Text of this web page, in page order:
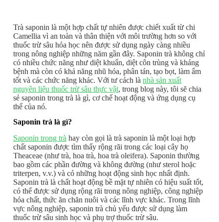
Trà saponin là một hợp chất tự nhiên được chiết xuất từ ​​chi
Camellia vì an toàn và thân thiện với môi trường hơn so với
thuốc trừ sâu hóa học nên được sử dụng ngày càng nhiều
trong nông nghiệp những năm gần đây. Saponin trà không chỉ
có nhiều chức năng như diệt khuẩn, diệt côn trùng và kháng
bệnh mà còn có khả năng nhũ hóa, phân tán, tạo bọt, làm ẩm
tốt và các chức năng khác. Với tư cách là nhà sản xuất
nguyên liệu thuốc trừ sâu thực vật, trong blog này, tôi sẽ chia
sẻ saponin trong trà là gì, cơ chế hoạt động và ứng dụng cụ
thể của nó.
Saponin trà là gì?
Saponin trong trà hay còn gọi là trà saponin là một loại hợp
chất saponin được tìm thấy rộng rãi trong các loại cây họ
Theaceae (như trà, hoa trà, hoa trà oleifera). Saponin thường
bao gồm các phần đường và không đường (như sterol hoặc
triterpen, v.v.) và có những hoạt động sinh học nhất định.
Saponin trà là chất hoạt động bề mặt tự nhiên có hiệu suất tốt,
có thể được sử dụng rộng rãi trong nông nghiệp, công nghiệp
hóa chất, thức ăn chăn nuôi và các lĩnh vực khác. Trong lĩnh
vực nông nghiệp, saponin trà chủ yếu được sử dụng làm
thuốc trừ sâu sinh học và phụ trợ thuốc trừ sâu.